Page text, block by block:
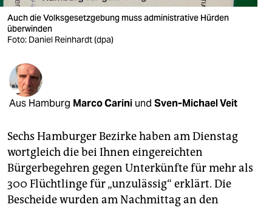
verlag
veranstaltungen
shop
fragen & hilfe
unterstützen
abo
genossenschaft
epaper login
Auch die Volksgesetzgebung muss administrative Hürden
überwinden
Foto: Daniel Reinhardt (dpa)
Aus Hamburg Marco Carini und Sven-Michael Veit
Sechs Hamburger Bezirke haben am Dienstag
wortgleich die bei Ihnen eingereichten
Bürgerbegehren gegen Unterkünfte für mehr als
300 Flüchtlinge für „unzulässig“ erklärt. Die
Bescheide wurden am Nachmittag an den